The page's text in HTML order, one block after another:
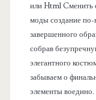
или Html Cменить
моды создание
завершенного
собрав
элегантного
забываем о
элементы